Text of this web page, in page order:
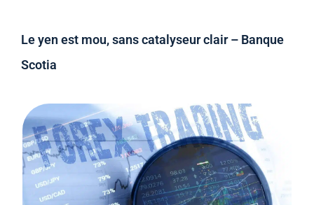
Le yen est mou, sans catalyseur clair – Banque
Scotia